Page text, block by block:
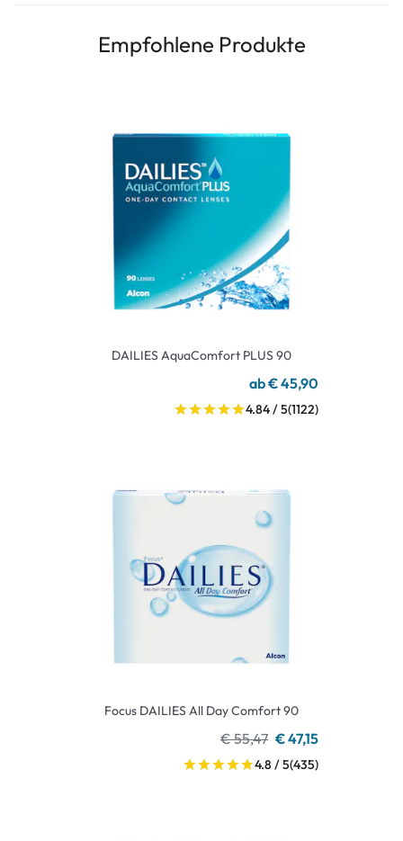
Empfohlene Produkte
DAILIES AquaComfort PLUS 90
ab € 45,90
4.84 / 5(1122)
Focus DAILIES All Day Comfort 90
€ 55,47 € 47,15
4.8 / 5(435)